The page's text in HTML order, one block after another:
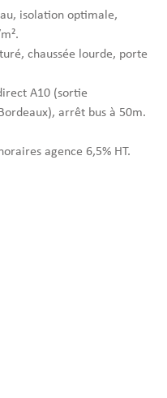
isolation optimale,
chaussée lourde, porte
A10 (sortie
arrêt bus à 50m.
agence 6,5% HT.